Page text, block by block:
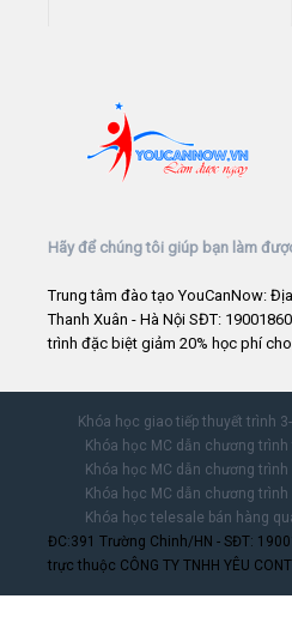
Hãy để chúng tôi giúp bạn làm
Trung tâm đào tạo YouCanNow:
Thanh Xuân - Hà Nội SĐT:
trình đặc biệt giảm 20% học phí
Khóa học giao tiếp thuyết trình
Khóa học MC dẫn chương
Khóa học MC dẫn chương
Khóa học MC dẫn chương
Khóa học telesale bán hàng
ĐC:391 Trường Chinh/HN - SĐT:
trực thuộc CÔNG TY TNHH YÊU